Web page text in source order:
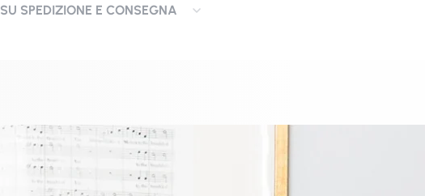
SPEDIZIONE E CONSEGNA